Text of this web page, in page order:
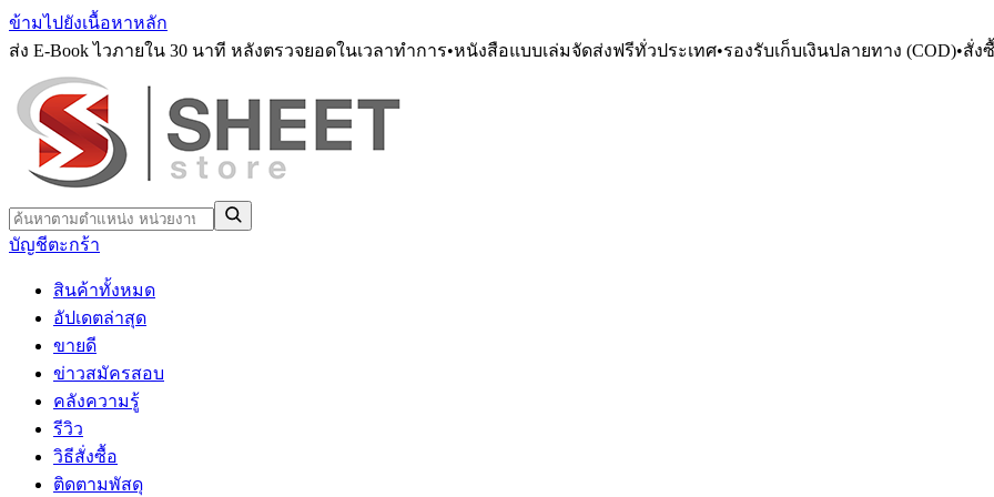
ข้ามไปยังเนื้อหาหลัก
ส่ง E-Book ไวภายใน 30 นาที หลังตรวจยอดในเวลาทำการ•หนังสือแบบเล่มจัดส่งฟรีทั่วประเทศ•รองรับเก็บเงินปลายทาง (COD)•สั่ง
บัญชีตะกร้า
สินค้าทั้งหมด
อัปเดตล่าสุด
ขายดี
ข่าวสมัครสอบ
คลังความรู้
รีวิว
วิธีสั่งซื้อ
ติดตามพัสดุ